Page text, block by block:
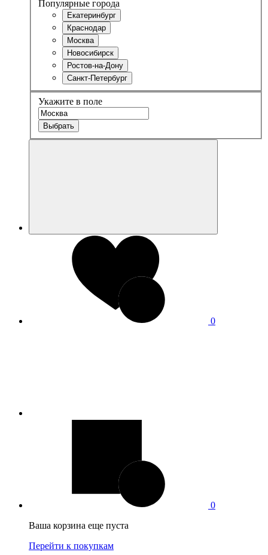
Популярные города
Екатеринбург
Краснодар
Москва
Новосибирск
Ростов-на-Дону
Санкт-Петербург
Укажите в поле
Выбрать
0
0
Ваша корзина еще пуста
Перейти к покупкам